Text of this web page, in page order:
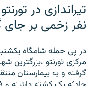
نفر زخمی بر
در پی حمله شامگاه
گرفته و به بیمارستان